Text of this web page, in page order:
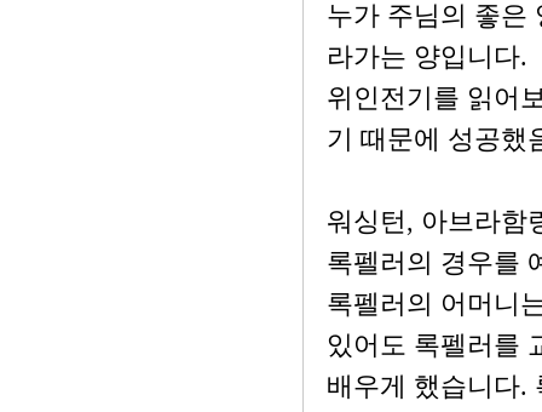
누가 주님의 좋은
라가는 양입니다.
위인전기를 읽어
기 때문에 성공했
워싱턴, 아브라함
록펠러의 경우를
록펠러의 어머니
있어도 록펠러를
배우게 했습니다.